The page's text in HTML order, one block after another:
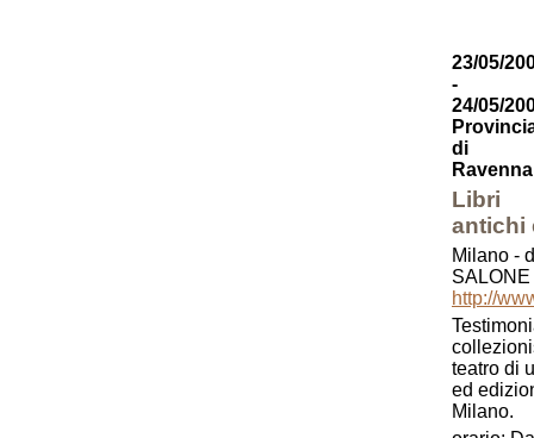
23/05/
-
24/05/
di
Ravenna
Libri
antichi
Milano -
http://
teatro di
ed
Milano.